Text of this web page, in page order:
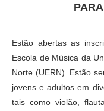
Estão abertas as
Escola de Música da
Norte (UERN). Estão
jovens e adultos em
tais como violão,